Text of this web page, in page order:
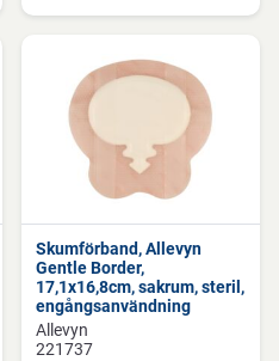
Skumförband, Allevyn
Gentle Border,
17,1x16,8cm, sakrum, steril,
engångsanvändning
Allevyn
221737